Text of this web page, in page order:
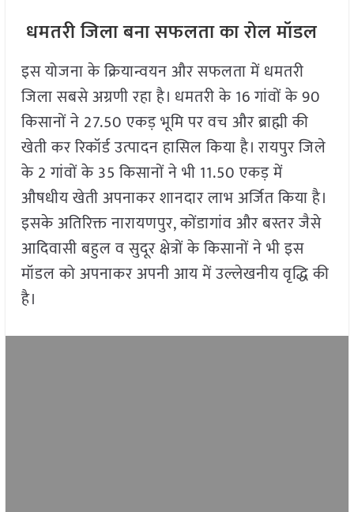
धमतरी जिला बना सफलता का रोल मॉडल
इस योजना के क्रियान्वयन और सफलता में धमतरी
जिला सबसे अग्रणी रहा है। धमतरी के 16 गांवों के 90
किसानों ने 27.50 एकड़ भूमि पर वच और ब्राह्मी की
खेती कर रिकॉर्ड उत्पादन हासिल किया है। रायपुर जिले
के 2 गांवों के 35 किसानों ने भी 11.50 एकड़ में
औषधीय खेती अपनाकर शानदार लाभ अर्जित किया है।
इसके अतिरिक्त नारायणपुर, कोंडागांव और बस्तर जैसे
आदिवासी बहुल व सुदूर क्षेत्रों के किसानों ने भी इस
मॉडल को अपनाकर अपनी आय में उल्लेखनीय वृद्धि की
है।